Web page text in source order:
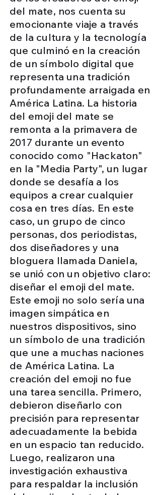
del mate, nos cuenta su
emocionante viaje a través
de la cultura y la tecnología
que culminó en la creación
de un símbolo digital que
representa una tradición
profundamente arraigada en
América Latina. La historia
del emoji del mate se
remonta a la primavera de
2017 durante un evento
conocido como "Hackaton"
en la "Media Party", un lugar
donde se desafía a los
equipos a crear cualquier
cosa en tres días. En este
caso, un grupo de cinco
personas, dos periodistas,
dos diseñadores y una
bloguera llamada Daniela,
se unió con un objetivo claro:
diseñar el emoji del mate.
Este emoji no solo sería una
imagen simpática en
nuestros dispositivos, sino
un símbolo de una tradición
que une a muchas naciones
de América Latina. La
creación del emoji no fue
una tarea sencilla. Primero,
debieron diseñarlo con
precisión para representar
adecuadamente la bebida
en un espacio tan reducido.
Luego, realizaron una
investigación exhaustiva
para respaldar la inclusión